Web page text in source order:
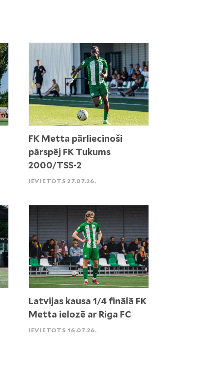
FK Metta pārliecinoši
pārspēj FK Tukums
2000/TSS-2
IEVIETOTS 27.07.26.
Latvijas kausa 1/4 finālā FK
Metta ielozē ar Riga FC
IEVIETOTS 16.07.26.